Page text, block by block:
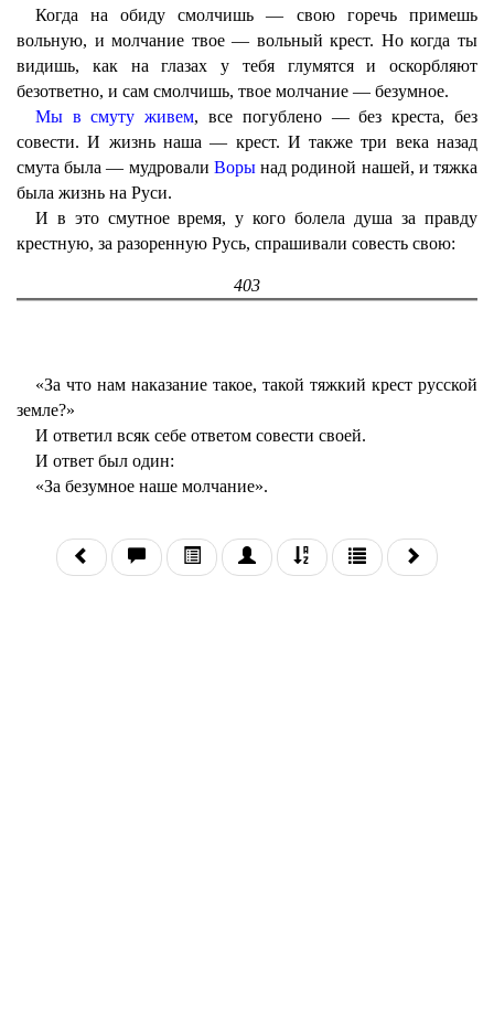
Когда на обиду смолчишь — свою горечь примешь
вольную, и молчание твое — вольный крест. Но когда ты
видишь, как на глазах у тебя глумятся и оскорбляют
безответно, и сам смолчишь, твое молчание — безумное.
Мы в смуту живем, все погублено — без креста, без
совести. И жизнь наша — крест. И также три века назад
смута была — мудровали Ворынад родиной нашей, и тяжка
была жизнь на Руси.
И в это смутное время, у кого болела душа за правду
крестную, за разоренную Русь, спрашивали совесть свою:
403
«За что нам наказание такое, такой тяжкий крест русской
земле?»
И ответил всяк себе ответом совести своей.
И ответ был один:
«За безумное наше молчание».